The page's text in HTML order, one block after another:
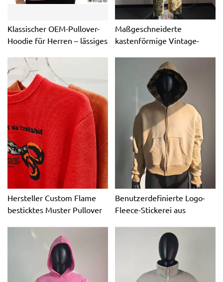
Klassischer OEM-Pullover-
Hoodie für Herren – lässiges
weichem Fleece
Maßgeschneiderte
kastenförmige Vintage-
Streetwear, abgeschnitten,
schwer, übergroß,
Hersteller, durchgehend
bedruckter Camo-
Kapuzenpullover mit
Reißverschluss
Hersteller Custom Flame
besticktes Muster Pullover
g/m² 100 % Bio-Baumwolle
Übergroße Herbstmänner
Benutzerdefinierte Logo-
Fleece-Stickerei aus
doppelten Reißverschluss-
Hoodie für Herren,
übergroße Herbst-
Reißverschluss-Hoodies